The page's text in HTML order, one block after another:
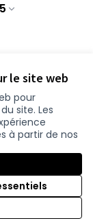
le site web
pour
site. Les
à partir de nos
Licence
(Nouvelle